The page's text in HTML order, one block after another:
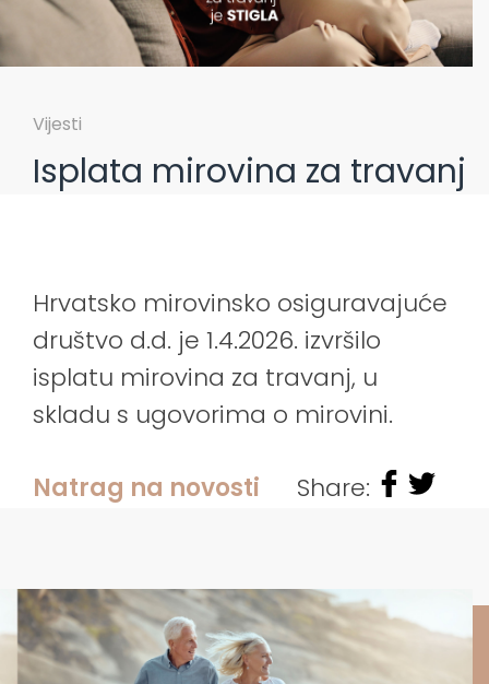
Vijesti
Isplata mirovina za travanj
Hrvatsko mirovinsko osiguravajuće
društvo d.d. je 1.4.2026. izvršilo
isplatu mirovina za travanj, u
skladu s ugovorima o mirovini.
Natrag na novosti Share: